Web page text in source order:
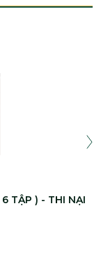
TẬP ) - THI NẠI